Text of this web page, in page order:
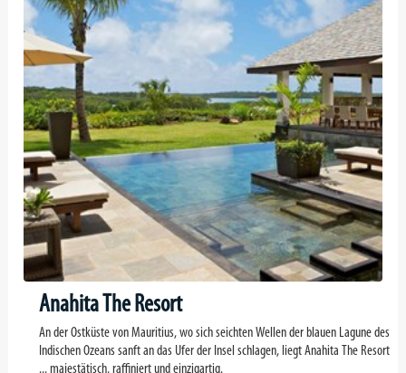
Anahita The Resort
An der Ostküste von Mauritius, wo sich seichten Wellen der blauen Lagune des
Indischen Ozeans sanft an das Ufer der Insel schlagen, liegt Anahita The Resort
... majestätisch, raffiniert und einzigartig.